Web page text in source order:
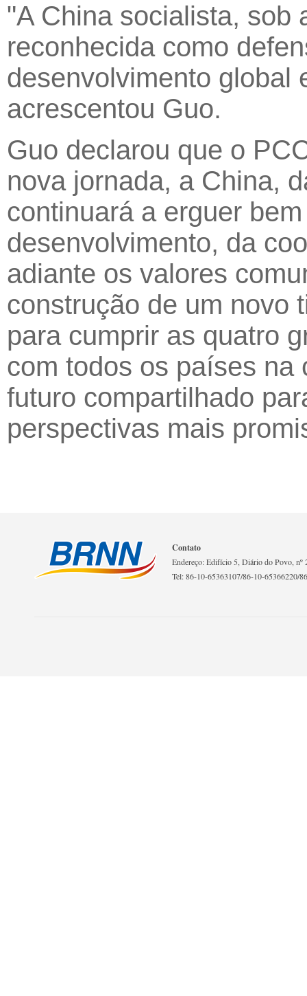
"A China socialista, sob
reconhecida como
desenvolvimento global
acrescentou Guo.
Guo declarou que o
nova jornada, a China,
continuará a erguer
desenvolvimento, da
adiante os valores
construção de um novo
para cumprir as quatro
com todos os países na
futuro compartilhado
perspectivas mais
Contato
Endereço: Edifício 5, Diário do Povo,
Tel: 86-10-65363107/86-10-65366220/